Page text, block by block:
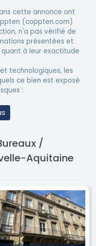
cette annonce ont
(coppten.com)
n'a pas vérifié de
présentées et
à leur exactitude
technologiques, les
ce bien est exposé
:
/
Aquitaine